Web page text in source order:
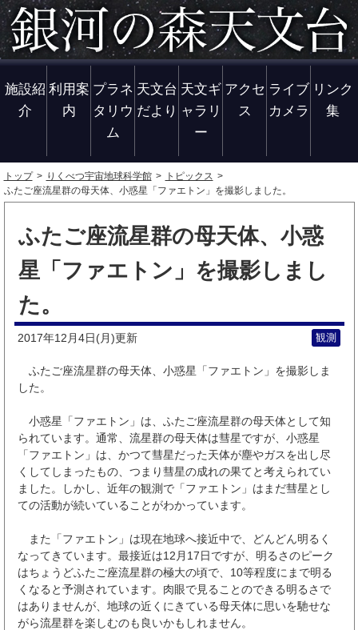
施設紹
介
利用案
内
プラネ
タリウ
ム
天文台
だより
天文ギ
ャラリ
ー
アクセ
ス
ライブ
カメラ
リンク
集
トップ りくべつ宇宙地球科学館
トピックス
ふたご座流星群の母天体、小惑星「ファエトン」を撮影しました。
ふたご座流星群の母天体、小惑
星「ファエトン」を撮影しまし
た。
2017年12月4日(月)更新 観測
ふたご座流星群の母天体、小惑星「ファエトン」を撮影しま
した。
小惑星「ファエトン」は、ふたご座流星群の母天体として知
られています。通常、流星群の母天体は彗星ですが、小惑星
「ファエトン」は、かつて彗星だった天体が塵やガスを出し尽
くしてしまったもの、つまり彗星の成れの果てと考えられてい
ました。しかし、近年の観測で「ファエトン」はまだ彗星とし
ての活動が続いていることがわかっています。
また「ファエトン」は現在地球へ接近中で、どんどん明るく
なってきています。最接近は12月17日ですが、明るさのピーク
はちょうどふたご座流星群の極大の頃で、10等程度にまで明る
くなると予測されています。肉眼で見ることのできる明るさで
はありませんが、地球の近くにきている母天体に思いを馳せな
がら流星群を楽しむのも良いかもしれません。